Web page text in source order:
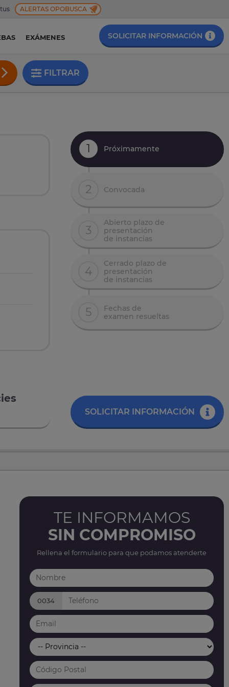
ALERTAS OPOBUSCA
EXÁMENES SOLICITAR INFORMACIÓN
FILTRAR
1 Próximamente
2 Convocada
3
Abierto plazo de
presentación
de instancias
4
Cerrado plazo de
presentación
de instancias
5
Fechas de
examen resueltas
SOLICITAR INFORMACIÓN
TE INFORMAMOS
SIN COMPROMISO
Rellena el formulario para que podamos atenderte
0034